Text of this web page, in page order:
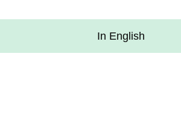
In English